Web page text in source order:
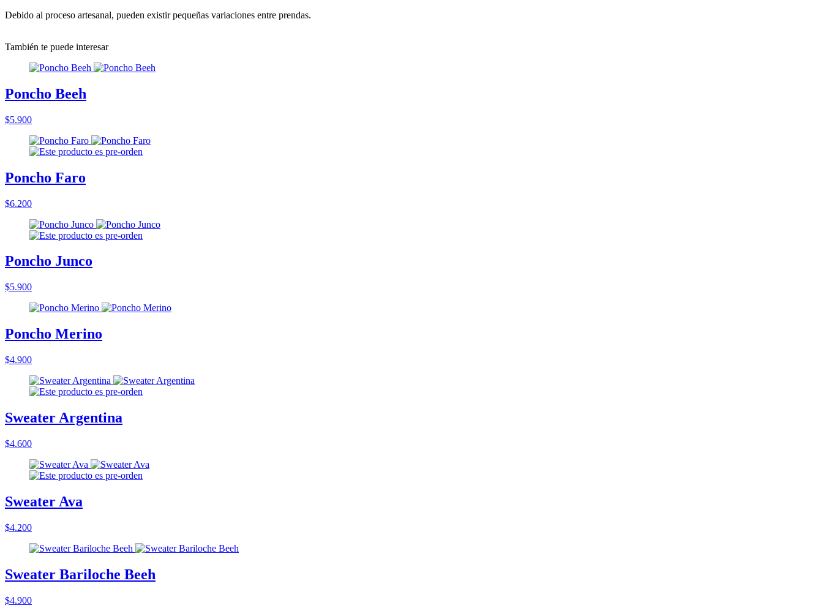
Debido al proceso artesanal, pueden existir pequeñas variaciones entre prendas.
También te puede interesar
Poncho Beeh
$5.900
Poncho Faro
$6.200
Poncho Junco
$5.900
Poncho Merino
$4.900
Sweater Argentina
$4.600
Sweater Ava
$4.200
Sweater Bariloche Beeh
$4.900